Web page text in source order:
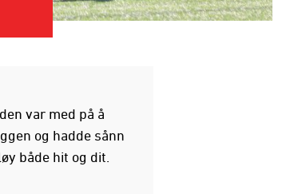
var med på å
og hadde sånn
både hit og dit.